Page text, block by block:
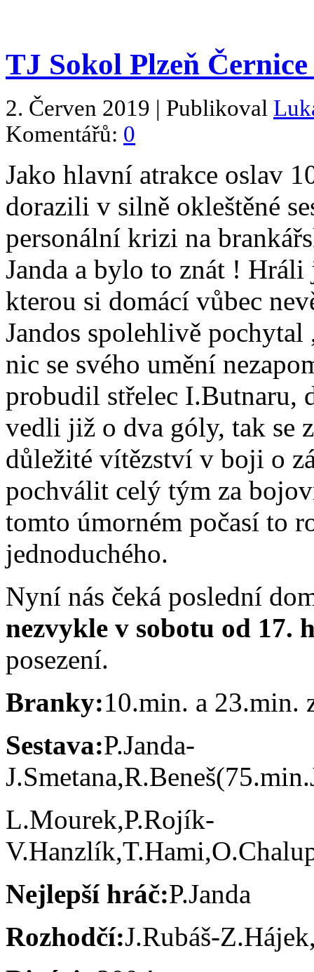
TJ Sokol Plzeň
2. Červen 2019 | Publikoval
Komentářů: 0
Jako hlavní atrakce oslav
dorazili v silně okleštěné
personální krizi na
Janda a bylo to znát ! Hráli
kterou si domácí vůbec
Jandos spolehlivě
nic se svého umění
probudil střelec I.Butnaru,
vedli již o dva góly, tak se
důležité vítězství v boji o
pochválit celý tým za
tomto úmorném počasí to
jednoduchého.
Nyní nás čeká poslední
nezvykle v sobotu od 17.
posezení.
Branky:10.min. a 23.min.
Sestava:P.Janda-
L.Mourek,P.Rojík-
Nejlepší hráč:P.Janda
Rozhodčí:J.Rubáš-